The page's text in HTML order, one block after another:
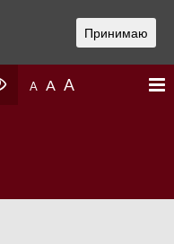
A A A
Принимаю